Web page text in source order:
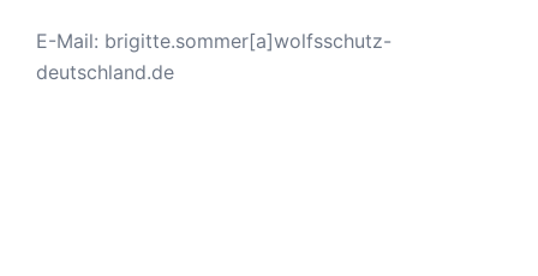
E-Mail: brigitte.sommer[a]wolfsschutz-
deutschland.de